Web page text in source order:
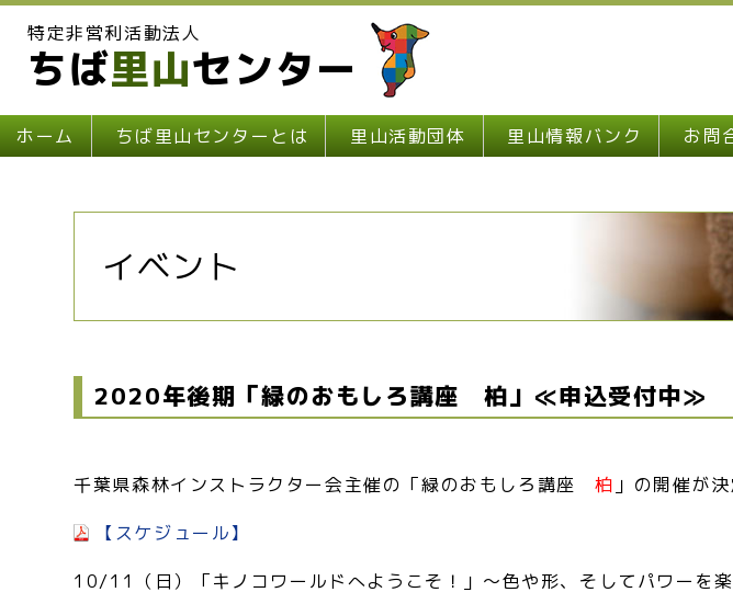
特定非営利活動法人
ちば里山センター
ホーム ちば里山センターとは 里山活動団体 里山情報バンク お問
イベント
2020年後期「緑のおもしろ講座 柏」≪申込受付中≫
千葉県森林インストラクター会主催の「緑のおもしろ講座柏 」の開催が
【スケジュール】
10/11（日）「キノコワールドへようこそ！」～色や形、そしてパワーを